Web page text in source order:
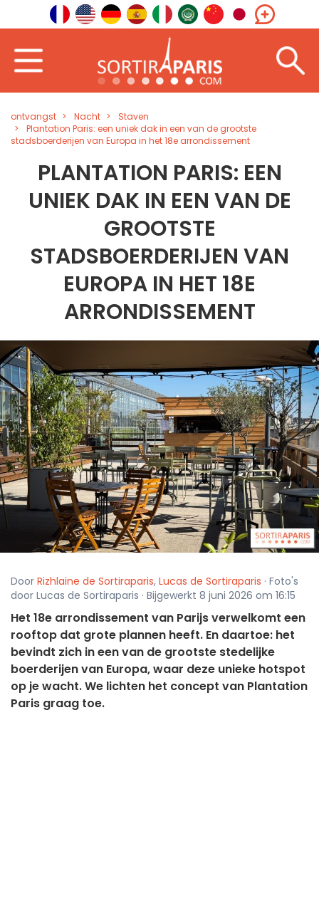
ontvangst Nacht
Staven
Plantation Paris: een uniek dak in een van de grootste
stadsboerderijen van Europa in het 18e arrondissement
PLANTATION PARIS: EEN
UNIEK DAK IN EEN VAN DE
GROOTSTE
STADSBOERDERIJEN VAN
EUROPA IN HET 18E
ARRONDISSEMENT
Door Rizhlaine de Sortiraparis, Lucas de Sortiraparis · Foto's
door Lucas de Sortiraparis · Bijgewerkt 8 juni 2026 om 16:15
Het 18e arrondissement van Parijs verwelkomt een
rooftop dat grote plannen heeft. En daartoe: het
bevindt zich in een van de grootste stedelijke
boerderijen van Europa, waar deze unieke hotspot
op je wacht. We lichten het concept van Plantation
Paris graag toe.